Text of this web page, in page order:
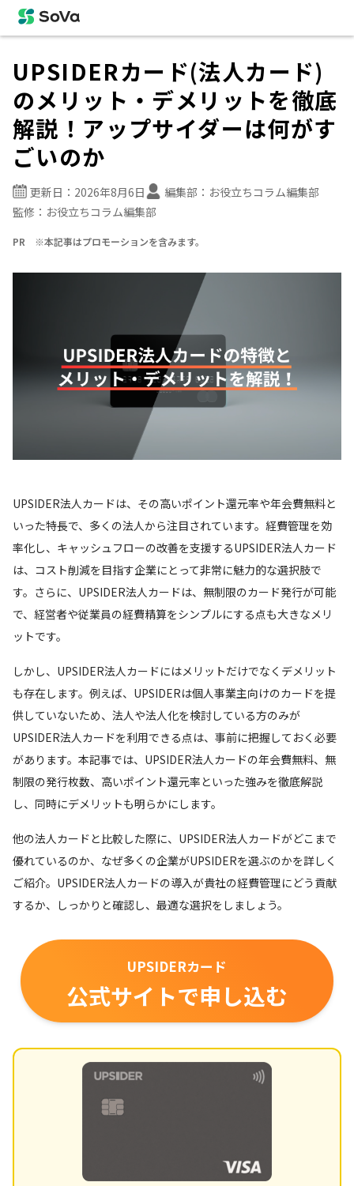
UPSIDERカード(法人カード)
のメリット・デメリットを徹底
解説！アップサイダーは何がす
ごいのか
更新日： 2026年8月6日 編集部： お役立ちコラム編集部
監修： お役立ちコラム編集部
PR ※本記事はプロモーションを含みます。
UPSIDER法人カードは、その高いポイント還元率や年会費無料と
いった特長で、多くの法人から注目されています。経費管理を効
率化し、キャッシュフローの改善を支援するUPSIDER法人カード
は、コスト削減を目指す企業にとって非常に魅力的な選択肢で
す。さらに、UPSIDER法人カードは、無制限のカード発行が可能
で、経営者や従業員の経費精算をシンプルにする点も大きなメリ
ットです。
しかし、UPSIDER法人カードにはメリットだけでなくデメリット
も存在します。例えば、UPSIDERは個人事業主向けのカードを提
供していないため、法人や法人化を検討している方のみが
UPSIDER法人カードを利用できる点は、事前に把握しておく必要
があります。本記事では、UPSIDER法人カードの年会費無料、無
制限の発行枚数、高いポイント還元率といった強みを徹底解説
し、同時にデメリットも明らかにします。
他の法人カードと比較した際に、UPSIDER法人カードがどこまで
優れているのか、なぜ多くの企業がUPSIDERを選ぶのかを詳しく
ご紹介。UPSIDER法人カードの導入が貴社の経費管理にどう貢献
するか、しっかりと確認し、最適な選択をしましょう。
UPSIDERカード
公式サイトで申し込む